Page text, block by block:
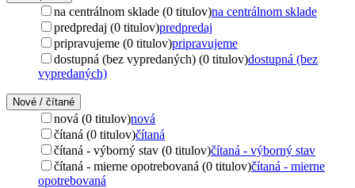
na centrálnom sklade (0 titulov)na centrálnom sklade
predpredaj (0 titulov)predpredaj
pripravujeme (0 titulov)pripravujeme
dostupná (bez vypredaných) (0 titulov)dostupná (bez
vypredaných)
Nové / čítané
nová (0 titulov)nová
čítaná (0 titulov)čítaná
čítaná - výborný stav (0 titulov)čítaná - výborný stav
čítaná - mierne opotrebovaná (0 titulov)čítaná - mierne
opotrebovaná